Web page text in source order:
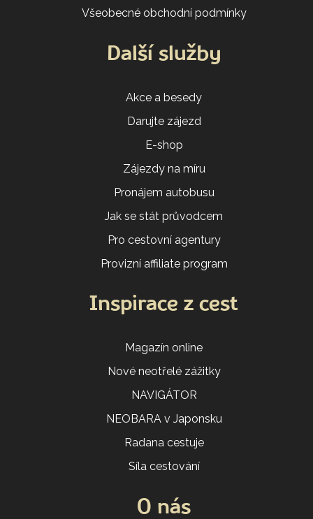
Všeobecné obchodní podmínky
Další služby
Akce a besedy
Darujte zájezd
E-shop
Zájezdy na míru
Pronájem autobusu
Jak se stát průvodcem
Pro cestovní agentury
Provizní affiliate program
Inspirace z cest
Magazín online
Nové neotřelé zážitky
NAVIGÁTOR
NEOBARA v Japonsku
Radana cestuje
Síla cestování
O nás